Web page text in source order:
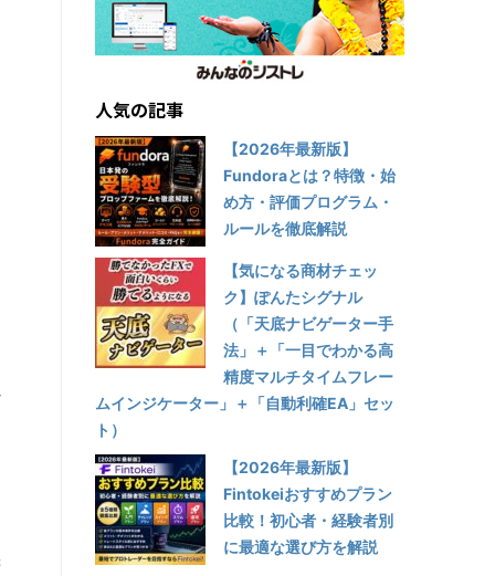
人気の記事
【2026年最新版】
Fundoraとは？特徴・始
め方・評価プログラム・
ルールを徹底解説
【気になる商材チェッ
ク】ぽんたシグナル
（「天底ナビゲーター手
法」＋「一目でわかる高
精度マルチタイムフレー
ムインジケーター」＋「自動利確EA」セッ
ト）
【2026年最新版】
Fintokeiおすすめプラン
比較！初心者・経験者別
に最適な選び方を解説